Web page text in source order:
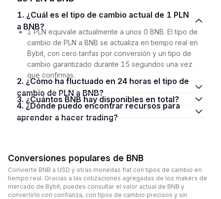
1. ¿Cuál es el tipo de cambio actual de 1 PLN
a BNB?
1 PLN equivale actualmente a unos 0 BNB. El tipo de
cambio de PLN a BNB se actualiza en tiempo real en
Bybit, con cero tarifas por conversión y un tipo de
cambio garantizado durante 15 segundos una vez
que confirmas.
2. ¿Cómo ha fluctuado en 24 horas el tipo de
cambio de PLN a BNB?
3. ¿Cuántos BNB hay disponibles en total?
4. ¿Dónde puedo encontrar recursos para
aprender a hacer trading?
Conversiones populares de BNB
Convierte BNB a USD y otras monedas fiat con tipos de cambio en
tiempo real. Gracias a las cotizaciones agregadas de los makers de
mercado de Bybit, puedes consultar el valor actual de BNB y
convertirlo con confianza, con tipos de cambio precisos y sin